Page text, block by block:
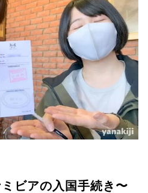
ビアの入国手続き〜